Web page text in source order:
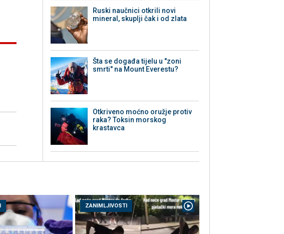
Ruski naučnici otkrili novi
mineral, skuplji čak i od zlata
Šta se događa tijelu u "zoni
smrti" na Mount Everestu?
Otkriveno moćno oružje protiv
raka? Toksin morskog
krastavca
ZANIMLJIVOSTI